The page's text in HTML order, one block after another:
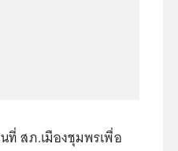
ที่ สภ.เมืองชุมพรเพื่อ